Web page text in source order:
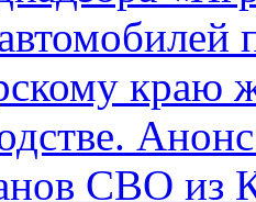
краю
СВО из